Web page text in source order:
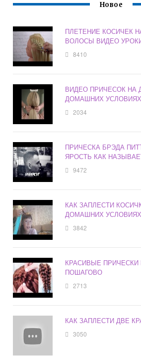
Новое
ПЛЕТЕНИЕ КОСИЧЕК
ВОЛОСЫ ВИДЕО
8410
ВИДЕО ПРИЧЕСОК
ДОМАШНИХ
2034
ПРИЧЕСКА БРЭДА
ЯРОСТЬ КАК
9472
КАК ЗАПЛЕСТИ
ДОМАШНИХ
3842
КРАСИВЫЕ ПРИЧЕСКИ
ПОШАГОВО
2713
КАК ЗАПЛЕСТИ ДВЕ
3050